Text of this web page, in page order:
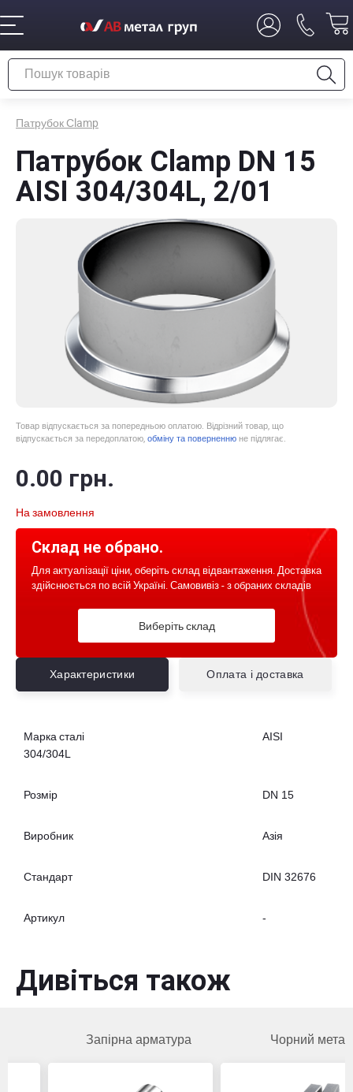
Патрубок Сlamp
Патрубок Сlamp DN 15
AISI 304/304L, 2/01
Товар відпускається за попередньою оплатою. Відрізний товар, що
відпускається за передоплатою, обміну та поверненню не підлягає.
0.00 грн.
На замовлення
Склад не обрано.
Для актуалізації ціни, оберіть склад відвантаження. Доставка
здійснюється по всій Україні. Самовивіз - з обраних складів
Виберіть склад
Характеристики Оплата і доставка
Марка сталі
AISI
304/304L
Розмір DN 15
Виробник Азія
Стандарт DIN 32676
Артикул -
Дивіться також
Запірна арматура Чорний метал